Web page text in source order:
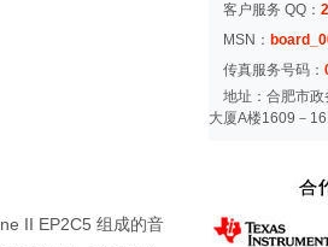
II EP2C5 组成的音
客户服务 QQ：
MSN：
传真服务号码：
地址：合肥市政
大厦A楼1609－